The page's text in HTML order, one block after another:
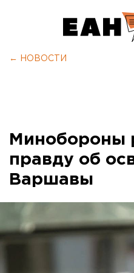
← НОВОСТИ
Минобороны
правду об
Варшавы